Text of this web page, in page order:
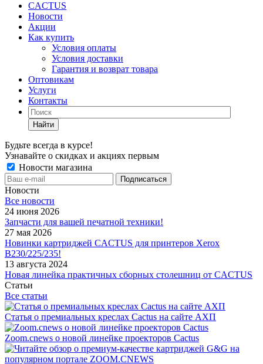
CACTUS
Новости
Акции
Как купить
Условия оплаты
Условия доставки
Гарантия и возврат товара
Оптовикам
Услуги
Контакты
Найти
Будьте всегда в курсе!
Узнавайте о скидках и акциях первым
Новости магазина
Новости
Все новости
24 июня 2026
Запчасти для вашей печатной техники!
27 мая 2026
Новинки картриджей CACTUS для принтеров Xerox
B230/225/235!
13 августа 2024
Новая линейка практичных сборных столешниц от CACTUS
Статьи
Все статьи
Статья о премиальных креслах Cactus на сайте АХП
Zoom.cnews о новой линейке проекторов Cactus